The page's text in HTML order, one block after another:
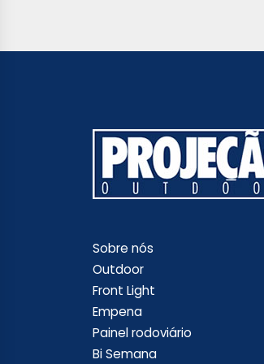
Sobre nós
Outdoor
Front Light
Empena
Painel rodoviário
Bi Semana